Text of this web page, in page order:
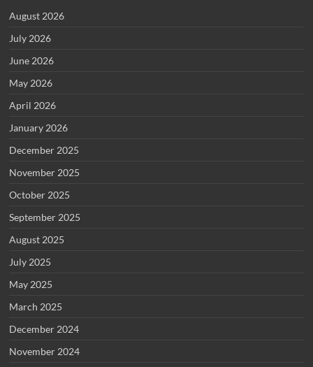
August 2026
July 2026
June 2026
May 2026
April 2026
January 2026
December 2025
November 2025
October 2025
September 2025
August 2025
July 2025
May 2025
March 2025
December 2024
November 2024